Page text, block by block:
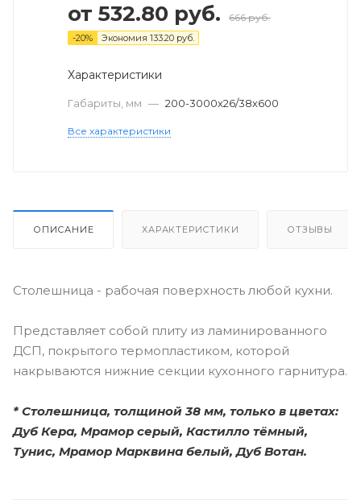
от 532.80 руб. 666 руб.
-20% Экономия 133.20 руб.
Характеристики
Габариты, мм — 200-3000х26/38х600
Все характеристики
ОПИСАНИЕ ХАРАКТЕРИСТИКИ ОТЗЫВЫ
Столешница - рабочая поверхность любой кухни.
Представляет собой плиту из ламинированного
ДСП, покрытого термопластиком, которой
накрываются нижние секции кухонного гарнитура.
* Столешница, толщиной 38 мм, только в цветах:
Дуб Кера, Мрамор серый, Кастилло тёмный,
Тунис, Мрамор Марквина белый, Дуб Вотан.